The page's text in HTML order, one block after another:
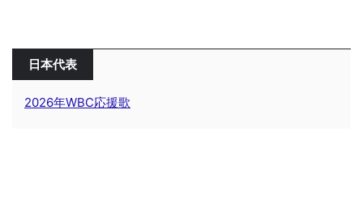
日本代表
2026年WBC応援歌